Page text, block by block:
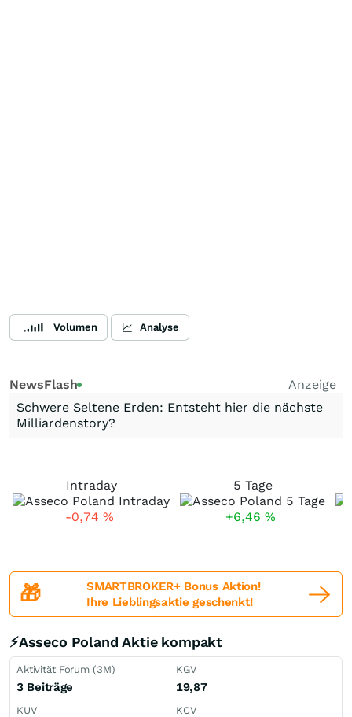
Volumen Analyse
NewsFlash
Anzeige
Schwere Seltene Erden: Entsteht hier die nächste
Milliardenstory?
Intraday
-0,74 %
5 Tage
+6,46 %
🎁
SMARTBROKER+ Bonus Aktion!
Ihre Lieblingsaktie geschenkt!
⚡Asseco Poland Aktie kompakt
Aktivität Forum (3M)
3 Beiträge
KGV
19,87
KUV KCV